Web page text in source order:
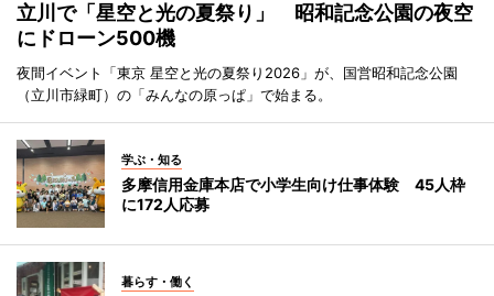
立川で「星空と光の夏祭り」 昭和記念公園の夜空
にドローン500機
夜間イベント「東京 星空と光の夏祭り2026」が、国営昭和記念公園
（立川市緑町）の「みんなの原っぱ」で始まる。
学ぶ・知る
多摩信用金庫本店で小学生向け仕事体験 45人枠
に172人応募
暮らす・働く